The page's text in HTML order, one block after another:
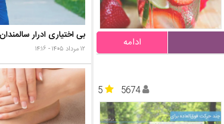
ادامه
5
5674
۱۲ مرداد ۱۴۰۵ - ۱۴:۱۶